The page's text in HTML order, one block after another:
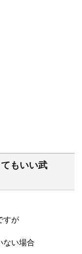
もいい武
すが
ない場合